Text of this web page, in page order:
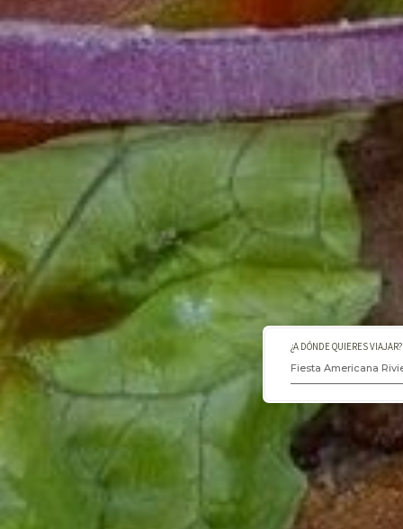
¿A DÓNDE QUIERES VIAJAR?